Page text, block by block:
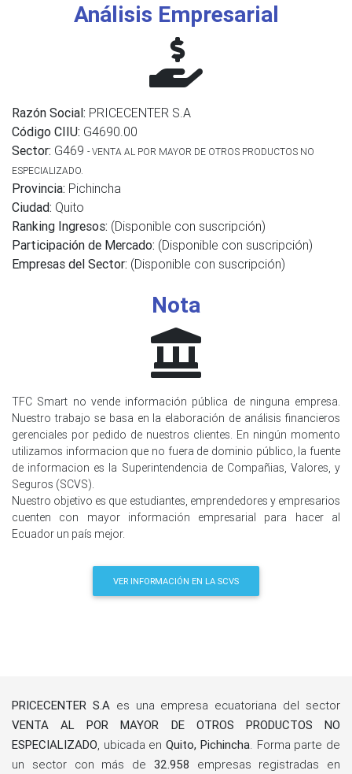
Análisis Empresarial
Razón Social: PRICECENTER S.A
Código CIIU: G4690.00
Sector: G469 - VENTA AL POR MAYOR DE OTROS PRODUCTOS NO
ESPECIALIZADO.
Provincia: Pichincha
Ciudad: Quito
Ranking Ingresos: (Disponible con suscripción)
Participación de Mercado: (Disponible con suscripción)
Empresas del Sector: (Disponible con suscripción)
Nota
TFC Smart no vende información pública de ninguna empresa.
Nuestro trabajo se basa en la elaboración de análisis financieros
gerenciales por pedido de nuestros clientes. En ningún momento
utilizamos informacion que no fuera de dominio público, la fuente
de informacion es la Superintendencia de Compañias, Valores, y
Seguros (SCVS).
Nuestro objetivo es que estudiantes, emprendedores y empresarios
cuenten con mayor información empresarial para hacer al
Ecuador un país mejor.
VER INFORMACIÓN EN LA SCVS
PRICECENTER S.Aes una empresa ecuatoriana del sector
VENTA AL POR MAYOR DE OTROS PRODUCTOS NO
ESPECIALIZADO, ubicada enQuito, Pichincha. Forma parte de
un sector con más de 32.958 empresas registradas en